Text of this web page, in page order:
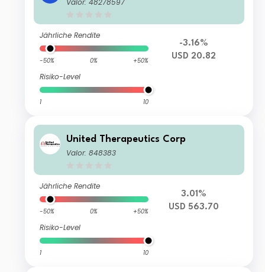
Valor: 48278597
Jährliche Rendite
-50% 0% +50%
Risiko-Level
1 10
-3.16%
USD 20.82
United Therapeutics Corp
Valor: 848383
Jährliche Rendite
-50% 0% +50%
Risiko-Level
1 10
3.01%
USD 563.70